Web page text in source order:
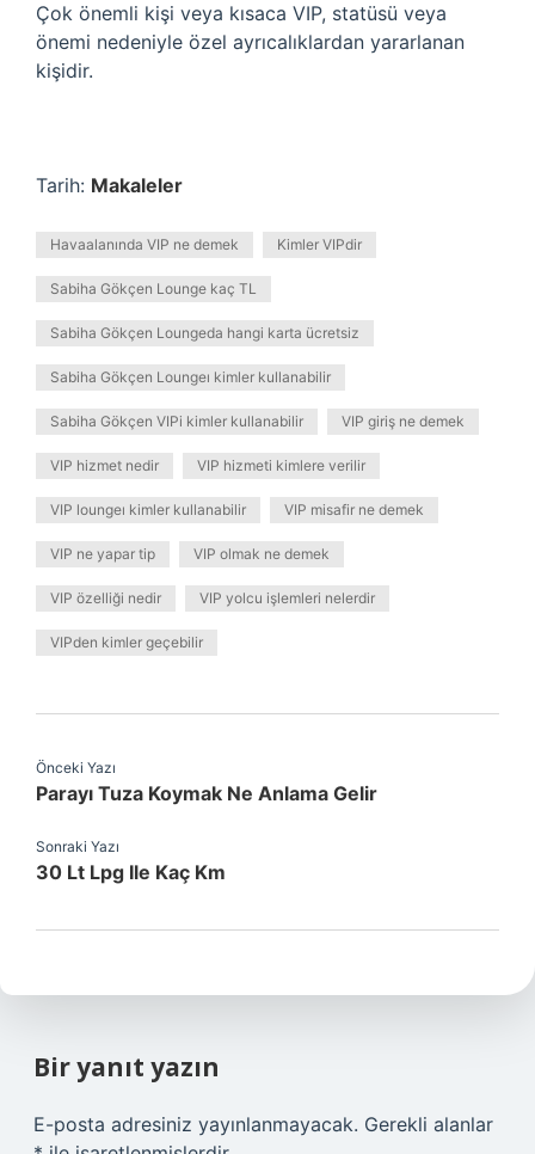
Çok önemli kişi veya kısaca VIP, statüsü veya
önemi nedeniyle özel ayrıcalıklardan yararlanan
kişidir.
Tarih: Makaleler
Havaalanında VIP ne demek Kimler VIPdir
Sabiha Gökçen Lounge kaç TL
Sabiha Gökçen Loungeda hangi karta ücretsiz
Sabiha Gökçen Loungeı kimler kullanabilir
Sabiha Gökçen VIPi kimler kullanabilir VIP giriş ne demek
VIP hizmet nedir VIP hizmeti kimlere verilir
VIP loungeı kimler kullanabilir VIP misafir ne demek
VIP ne yapar tip VIP olmak ne demek
VIP özelliği nedir VIP yolcu işlemleri nelerdir
VIPden kimler geçebilir
Önceki Yazı
Parayı Tuza Koymak Ne Anlama Gelir
Sonraki Yazı
30 Lt Lpg Ile Kaç Km
Bir yanıt yazın
E-posta adresiniz yayınlanmayacak. Gerekli alanlar